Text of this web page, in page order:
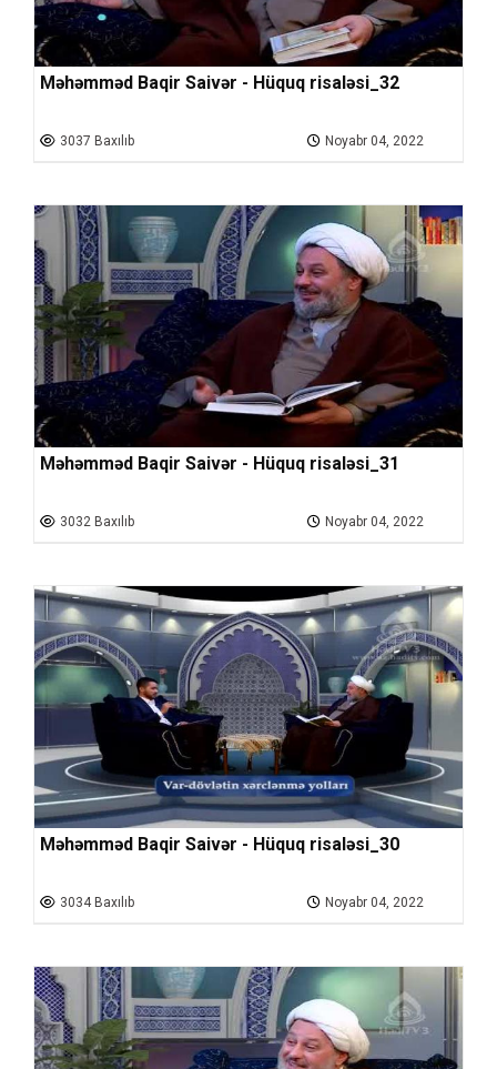
Məhəmməd Baqir Saivər - Hüquq risaləsi_32
3037 Baxılıb Noyabr 04, 2022
Məhəmməd Baqir Saivər - Hüquq risaləsi_31
3032 Baxılıb Noyabr 04, 2022
Məhəmməd Baqir Saivər - Hüquq risaləsi_30
3034 Baxılıb Noyabr 04, 2022